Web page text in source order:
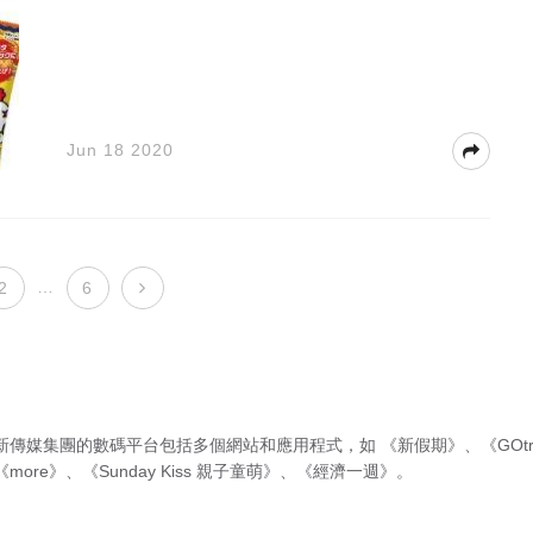
Jun 18 2020
… 6
傳媒集團的數碼平台包括多個網站和應用程式，如 《新假期》 、
《
more》 、 《Sunday Kiss 親子童萌》 、 《經濟一週》 。